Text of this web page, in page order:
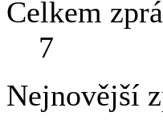
Celkem
7
Nejnovější